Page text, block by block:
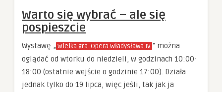
Warto się wybrać – ale się
pospieszcie
Wystawę „ Wielka gra. Opera Władysława IV ” można
oglądać od wtorku do niedzieli, w godzinach 10:00-
18:00 (ostatnie wejście o godzinie 17:00). Działa
jednak tylko do 19 lipca, więc jeśli, tak jak ja